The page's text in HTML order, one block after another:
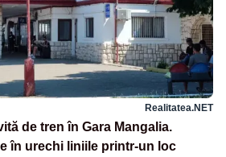
Realitatea.NET
de tren în Gara Mangalia.
în urechi liniile printr-un loc